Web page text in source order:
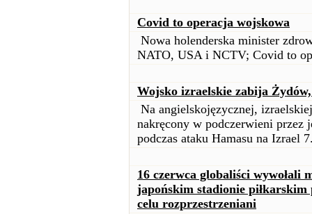
Covid to operacja wojskowa
Nowa holenderska minister
NATO, USA i NCTV; Covid to
Wojsko izraelskie zabija
Na angielskojęzycznej,
nakręcony w podczerwieni przez
podczas ataku Hamasu na Izrael
16 czerwca globaliści wywołali
japońskim stadionie piłkarskim
celu rozprzestrzeniani